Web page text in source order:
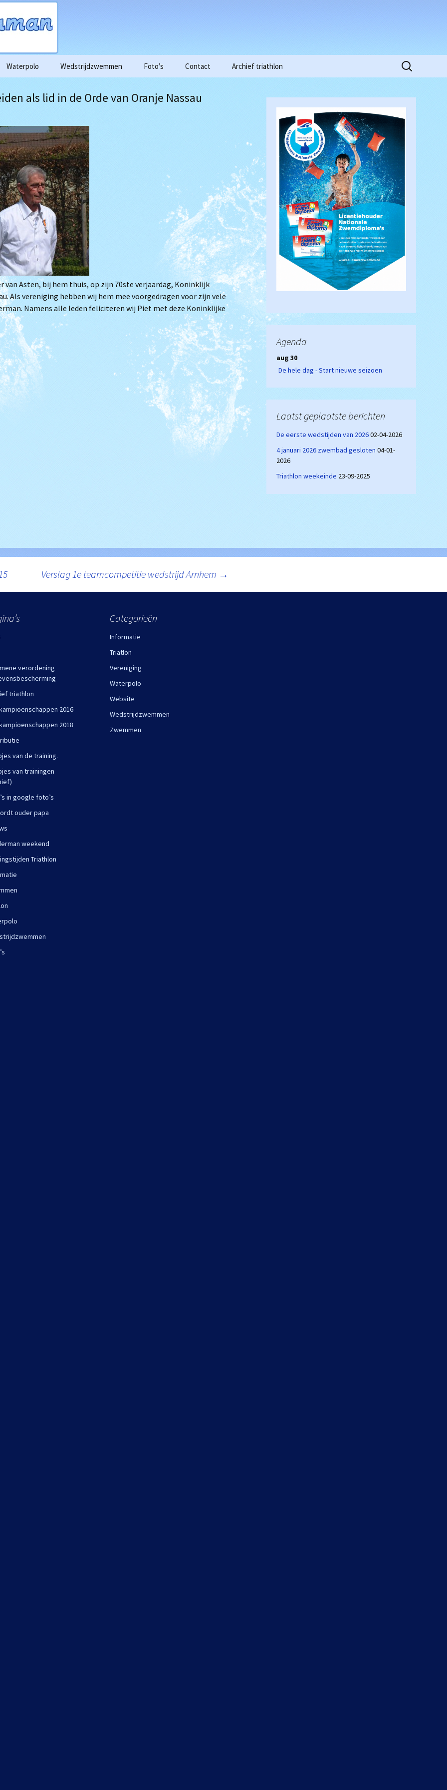
foto’s
de training.
trainingen
Je wordt ouder papa
Clubkampioenschap
Triathlon
Filmpjes van trainingen
(Archief)
Waterpolo
Heren
Proeftraining
Wedstrijdzwemmen Foto’s
Clubkampioenschappen
Waterpolowedstrijd
Heren (18-03-2017)
Clubkampioenschappen
2018
Contact Archief triathlon
Zoeken
naar:
als lid in de Orde van Oranje Nassau
van Asten, bij hem thuis, op zijn 70ste verjaardag, Koninklijk
Als vereniging hebben wij hem mee voorgedragen voor zijn vele
Namens alle leden feliciteren wij Piet met deze Koninklijke
Verslag 1e teamcompetitie wedstrijd Arnhem →
Agenda
aug 30
De hele dag - Start nieuwe seizoen
Laatst geplaatste berichten
De eerste wedstijden van 202602-04-2026
4 januari 2026 zwembad gesloten 04-01-
2026
Triathlon weekeinde 23-09-2025
verordening
triathlon
2016
2018
van de training.
van trainingen
in google foto’s
ouder papa
weekend
Triathlon
Categorieën
Informatie
Triatlon
Vereniging
Waterpolo
Website
Wedstrijdzwemmen
Zwemmen